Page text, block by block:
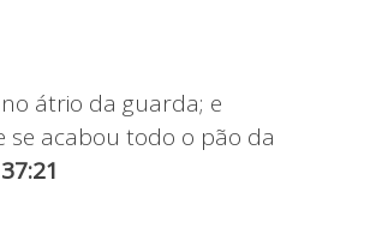
átrio da guarda; e
acabou todo o pão da